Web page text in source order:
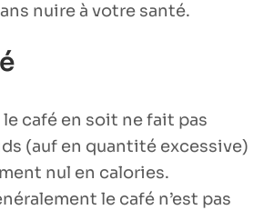
nuire à votre santé.
café en soit ne fait pas
(auf en quantité excessive)
nul en calories.
le café n’est pas